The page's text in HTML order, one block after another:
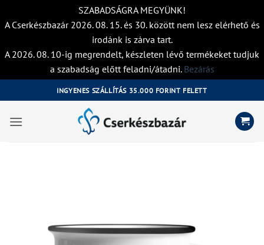
SZABADSÁGRA MEGYÜNK!
A Cserkészbazár 2026. 08. 15. és 30. között nem lesz elérhető és
irodánk is zárva tart.
A 2026. 08. 10-ig megrendelt, készleten lévő termékeket tudjuk
a szabadság előtt feladni/átadni. Bezárás
to
content
INGYENES SZÁLLÍTÁS 35.000 FORINT FELETT